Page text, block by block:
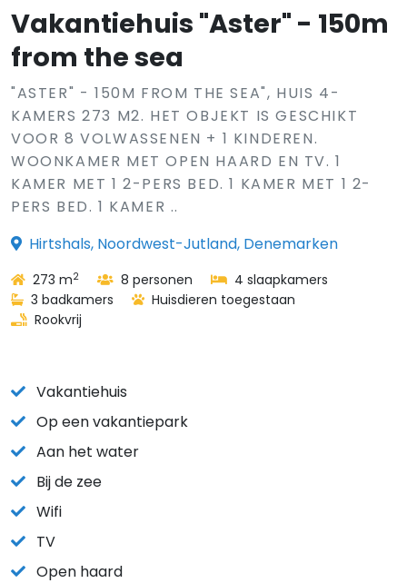
Vakantiehuis "Aster" - 150m
from the sea
"ASTER" - 150M FROM THE SEA", HUIS 4-
KAMERS 273 M2. HET OBJEKT IS GESCHIKT
VOOR 8 VOLWASSENEN + 1 KINDEREN.
WOONKAMER MET OPEN HAARD EN TV. 1
KAMER MET 1 2-PERS BED. 1 KAMER MET 1 2-
PERS BED. 1 KAMER ..
Hirtshals, Noordwest-Jutland, Denemarken
273 m2 8 personen
4 slaapkamers
3 badkamers
Huisdieren toegestaan
Rookvrij
Vakantiehuis
Op een vakantiepark
Aan het water
Bij de zee
Wifi
TV
Open haard